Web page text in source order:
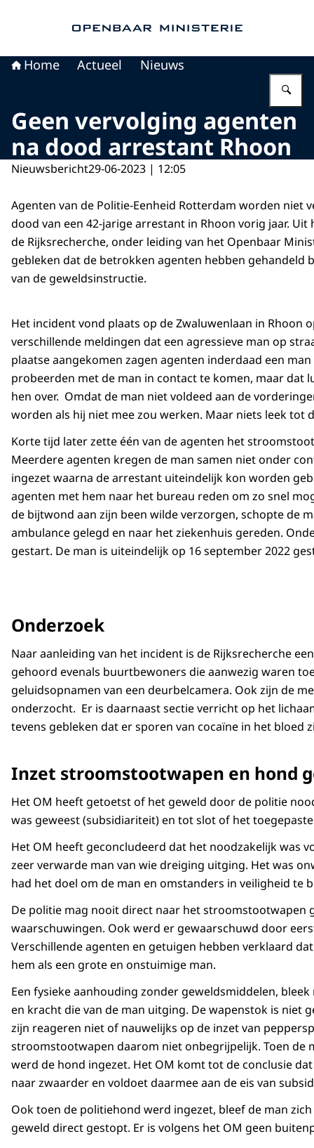
Home Actueel Nieuws
Geen vervolging agenten
na dood arrestant Rhoon
Nieuwsbericht29-06-2023 | 12:05
Agenten van de Politie-Eenheid Rotterdam worden niet
dood van een 42-jarige arrestant in Rhoon vorig jaar. Uit
de Rijksrecherche, onder leiding van het Openbaar
gebleken dat de betrokken agenten hebben gehandeld
van de geweldsinstructie.
Het incident vond plaats op de Zwaluwenlaan in Rhoon
verschillende meldingen dat een agressieve man op
plaatse aangekomen zagen agenten inderdaad een
probeerden met de man in contact te komen, maar dat
hen over. Omdat de man niet voldeed aan de
worden als hij niet mee zou werken. Maar niets leek tot
Korte tijd later zette één van de agenten het
Meerdere agenten kregen de man samen niet onder
ingezet waarna de arrestant uiteindelijk kon worden
agenten met hem naar het bureau reden om zo snel
de bijtwond aan zijn been wilde verzorgen, schopte de
ambulance gelegd en naar het ziekenhuis gereden.
gestart. De man is uiteindelijk op 16 september 2022
Onderzoek
Naar aanleiding van het incident is de Rijksrecherche
gehoord evenals buurtbewoners die aanwezig waren
geluidsopnamen van een deurbelcamera. Ook zijn de
onderzocht. Er is daarnaast sectie verricht op het
tevens gebleken dat er sporen van cocaïne in het bloed
Inzet stroomstootwapen en hond
Het OM heeft getoetst of het geweld door de politie
was geweest (subsidiariteit) en tot slot of het
Het OM heeft geconcludeerd dat het noodzakelijk was
zeer verwarde man van wie dreiging uitging. Het was
had het doel om de man en omstanders in veiligheid te
De politie mag nooit direct naar het stroomstootwapen
waarschuwingen. Ook werd er gewaarschuwd door
Verschillende agenten en getuigen hebben verklaard
hem als een grote en onstuimige man.
Een fysieke aanhouding zonder geweldsmiddelen,
en kracht die van de man uitging. De wapenstok is niet
zijn reageren niet of nauwelijks op de inzet van
stroomstootwapen daarom niet onbegrijpelijk. Toen
werd de hond ingezet. Het OM komt tot de conclusie
naar zwaarder en voldoet daarmee aan de eis van
Ook toen de politiehond werd ingezet, bleef de man
geweld direct gestopt. Er is volgens het OM geen